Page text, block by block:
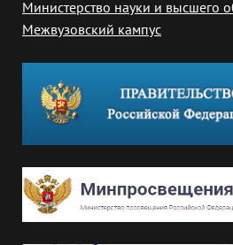
Министерство науки и высшего
Межвузовский кампус